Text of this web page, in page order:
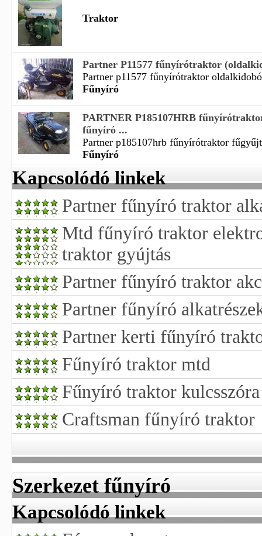
Traktor
Partner P11577 fűnyírótraktor
Partner p11577 fűnyírótraktor
Fűnyíró
PARTNER P185107HRB
fűnyíró ...
Partner p185107hrb fűnyírótraktor
Fűnyíró
Kapcsolódó linkek
Partner fűnyíró traktor
Mtd fűnyíró traktor
traktor gyújtás
Partner fűnyíró traktor
Partner fűnyíró
Partner kerti fűnyíró
Fűnyíró traktor mtd
Fűnyíró traktor
Craftsman fűnyíró traktor
Szerkezet fűnyíró
Kapcsolódó linkek